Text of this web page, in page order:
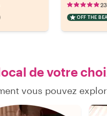
OFF THE
de votre
vous pouvez